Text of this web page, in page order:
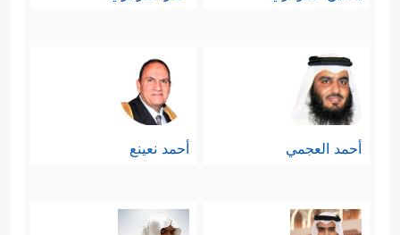
أحمد العجمي أحمد نعينع